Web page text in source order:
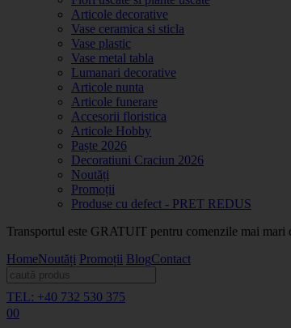
Articole decorative
Vase ceramica si sticla
Vase plastic
Vase metal tabla
Lumanari decorative
Articole nunta
Articole funerare
Accesorii floristica
Articole Hobby
Paște 2026
Decoratiuni Craciun 2026
Noutăți
Promoții
Produse cu defect - PRET REDUS
Transportul este GRATUIT pentru comenzile mai
HomeNoutăți Promoții BlogContact
TEL: +40 732 530 375
00